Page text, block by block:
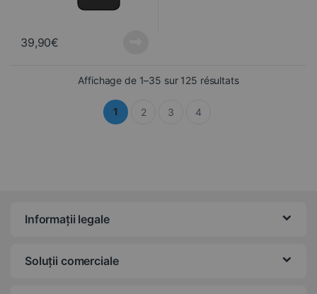
39,90€
Affichage de 1–35 sur 125 résultatsTrié du plus
1 2 3 4
Informații legale
Soluții comerciale